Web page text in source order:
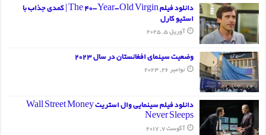
دانلود فیلم The 40-Year-Old Virgin | کمدی جذاب با
استیو کارل
آوریل 5, 2025
وضعیت سینمای افغانستان در سال 2023
نوامبر 26, 2023
دانلود فیلم سینمایی وال استریت Wall Street Money
Never Sleeps
آگوست 7, 2017